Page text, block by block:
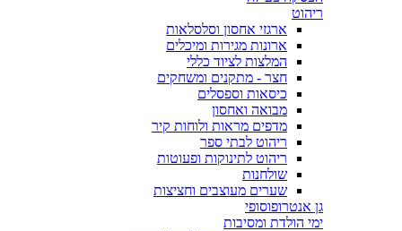
ריהוט
ארגזי אחסון וסלסלאות
ארונות מגירות ומיכלים
המלצות לציוד כללי
חצר - מתקנים ומשחקים
כיסאות וספסלים
מבואה ואחסון
מדפים מראות ולוחות קיר
ריהוט לבתי ספר
ריהוט לתינוקות ופעוטות
שולחנות
שערים מעוצבים וחציצות
גן אנטרופוסופי
ימי הולדת ומסיבות